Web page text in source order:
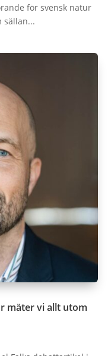
för svensk natur
sällan...
mäter vi allt utom